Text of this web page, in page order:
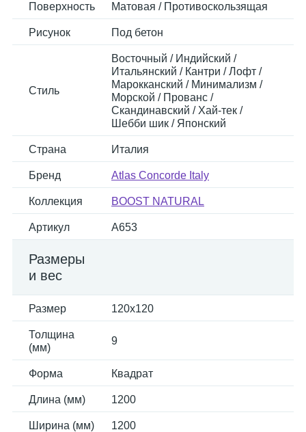
Поверхность Матовая / Противоскользящая
Рисунок Под бетон
Стиль
Восточный / Индийский /
Итальянский / Кантри / Лофт /
Марокканский / Минимализм /
Морской / Прованс /
Скандинавский / Хай-тек /
Шебби шик / Японский
Страна Италия
Бренд Atlas Concorde Italy
Коллекция BOOST NATURAL
Артикул A653
Размеры
и вес
Размер 120x120
Толщина
(мм)
9
Форма Квадрат
Длина (мм) 1200
Ширина (мм) 1200